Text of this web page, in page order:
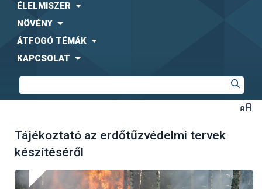
ÉLELMISZER
NÖVÉNY
ÁTFOGÓ TÉMÁK
KAPCSOLAT
Tájékoztató az erdőtűzvédelmi tervek
készítéséről